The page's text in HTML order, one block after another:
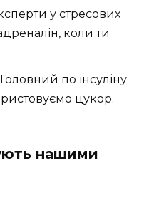
у стресових
коли ти
Головний по інсуліну.
цукор.
нашими